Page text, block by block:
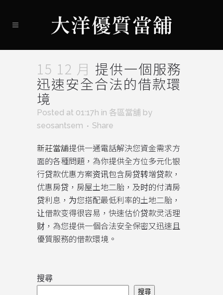
15 12 月 提供一個服務
迅速安全合法的借款環
境
Posted at 01:17h in 各區當舖 by
seosantsem
Share
新莊當舖提供一通電話解決您資金需求方
面的各種問題，為你提供全方位多元化银
行贷款优惠方案资讯包含房贷转增贷款，
优惠房贷，房屋土地二胎，及时的付清房
贷利息，为您搭配最低利率的土地二胎，
让借款变得很容易，快速估价贷款灵活理
财，為您提供一個合法安全保密又迅速且
優質服務的借款環境。
搜尋
搜尋